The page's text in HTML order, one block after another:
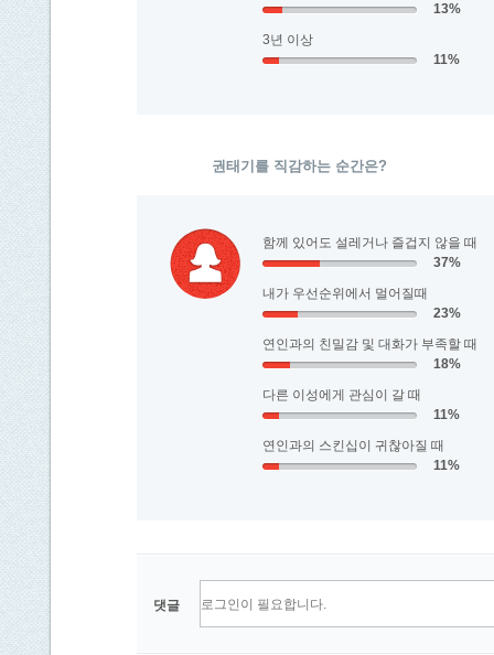
13%
3년 이상
11%
권태기를 직감하는 순간은?
함께 있어도 설레거나 즐겁지 않을 때
37%
내가 우선순위에서 멀어질때
23%
연인과의 친밀감 및 대화가 부족할 때
18%
다른 이성에게 관심이 갈 때
11%
연인과의 스킨십이 귀찮아질 때
11%
댓글